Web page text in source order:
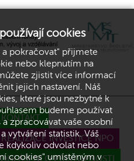
KONTAKT
INVESTICE NPO
O PŘÍSTUPNOSTI
cookies
pokračovat" přijmete
nebo klepnutím na
zjistit více informací
jejich nastavení. Náš
které jsou nezbytné k
budeme používat
zpracovávat vaše osobní
vytváření statistik. Váš
kdykoliv odvolat nebo
cookies" umístěným v